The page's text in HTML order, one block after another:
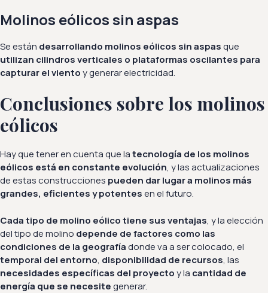
Molinos eólicos sin aspas
Se están desarrollando molinos eólicos sin aspasque
utilizan cilindros verticales o plataformas oscilantes para
capturar el vientoy generar electricidad.
Conclusiones sobre los molinos
eólicos
Hay que tener en cuenta que latecnología de los molinos
eólicos está en constante evolución, y las actualizaciones
de estas construcciones pueden dar lugar a molinos más
grandes, eficientes y potentesen el futuro.
Cada tipo de molino eólico tiene sus ventajas, y la elección
del tipo de molino depende de factores como las
condiciones de la geografíadonde va a ser colocado, el
temporal del entorno, disponibilidad de recursos, las
necesidades específicas del proyectoy la cantidad de
energía que se necesitegenerar.